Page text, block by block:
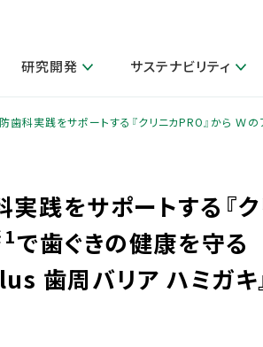
製品情報トッ
取扱店舗検索
キャンペーン一覧（Lidea）
CM情報（YouTube公式チャンネル）
閉じる
研究開発
研究開発トッ
研究におけるデジタル技術活用
研究によるサステナブルな活動
お客様のニーズに応える高品質で安
閉じる
サステナビリティ
サステナビリティ
コーポレート・ガバナンス
海外グループでの取り組み
編集方針・各種ガイドライン対照表
閉じる
投資家情報ト
IR資料室
IRカレンダー
IRに関するQ&A
IRメール配信登録
閉じる
企業情報トッ
会社概要
事業分野
役員紹介
事業所一覧
閉じる
ニュースルーム
閉じる
採用情報トッ
グループ会社採用
閉じる
歯科実践をサポートする『クリニカPRO』から Ｗ
践をサポートする『ク
で歯ぐきの健康を守る
歯周バリア ハミガキ